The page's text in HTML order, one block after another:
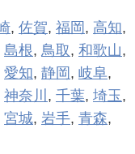
, 佐賀, 福岡 , 高知,
島根, 鳥取, 和歌山,
愛知, 静岡 , 岐阜,
神奈川 , 千葉, 埼玉 ,
宮城, 岩手, 青森,